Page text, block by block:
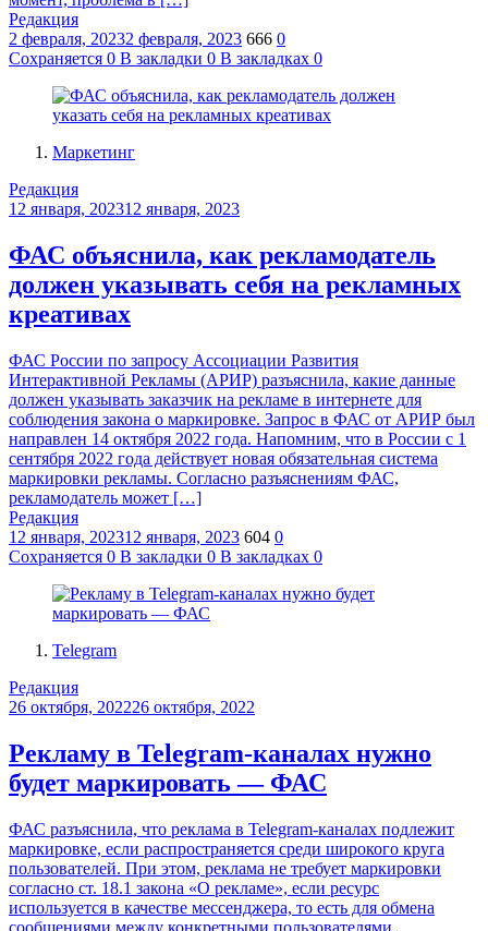
Редакция
2 февраля, 20232 февраля, 2023 666 0
Сохраняется 0 В закладки 0 В закладках 0
Маркетинг
Редакция
12 января, 202312 января, 2023
ФАС объяснила, как рекламодатель
должен указывать себя на рекламных
креативах
ФАС России по запросу Ассоциации Развития
Интерактивной Рекламы (АРИР) разъяснила, какие данные
должен указывать заказчик на рекламе в интернете для
соблюдения закона о маркировке. Запрос в ФАС от АРИР был
направлен 14 октября 2022 года. Напомним, что в России с 1
сентября 2022 года действует новая обязательная система
маркировки рекламы. Согласно разъяснениям ФАС,
рекламодатель может […]
Редакция
12 января, 202312 января, 2023 604 0
Сохраняется 0 В закладки 0 В закладках 0
Telegram
Редакция
26 октября, 202226 октября, 2022
Рекламу в Telegram-каналах нужно
будет маркировать — ФАС
ФАС разъяснила, что реклама в Telegram-каналах подлежит
маркировке, если распространяется среди широкого круга
пользователей. При этом, реклама не требует маркировки
согласно ст. 18.1 закона «О рекламе», если ресурс
используется в качестве мессенджера, то есть для обмена
сообщениями между конкретными пользователями.